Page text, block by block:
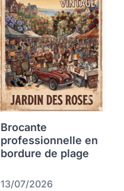
Brocante
professionnelle en
bordure de plage
13/07/2026